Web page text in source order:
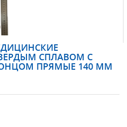
СПЛАВОМ С
ПРЯМЫЕ 140 ММ